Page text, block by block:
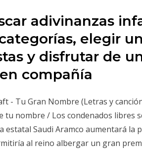
adivinanzas
elegir
y disfrutar de
compañía
- Tu Gran Nombre (Letras y
tu nombre / Los condenados libres
estatal Saudi Aramco aumentará la
al reino albergar un gran